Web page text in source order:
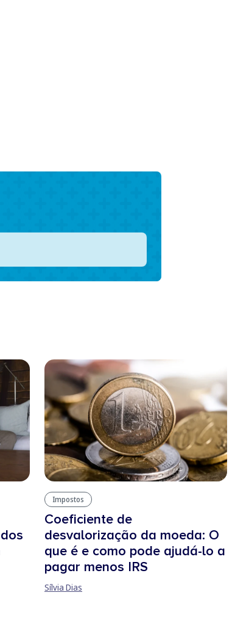
Impostos
Coeficiente de
desvalorização da moeda: O
que é e como pode ajudá-lo a
pagar menos IRS
Sílvia Dias